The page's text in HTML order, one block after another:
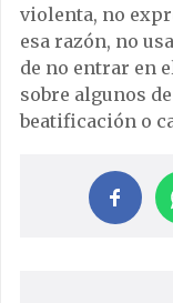
violenta, no
esa razón, no
de no entrar en
sobre algunos
beatificación o